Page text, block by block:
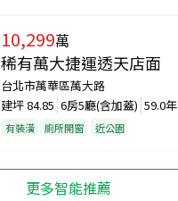
10,299萬
稀有萬大捷運透天店面
台北市萬華區萬大路
建坪84.85 6房5廳(含加蓋) 59.0年
有裝潢 廁所開窗 近公園
更多智能推薦